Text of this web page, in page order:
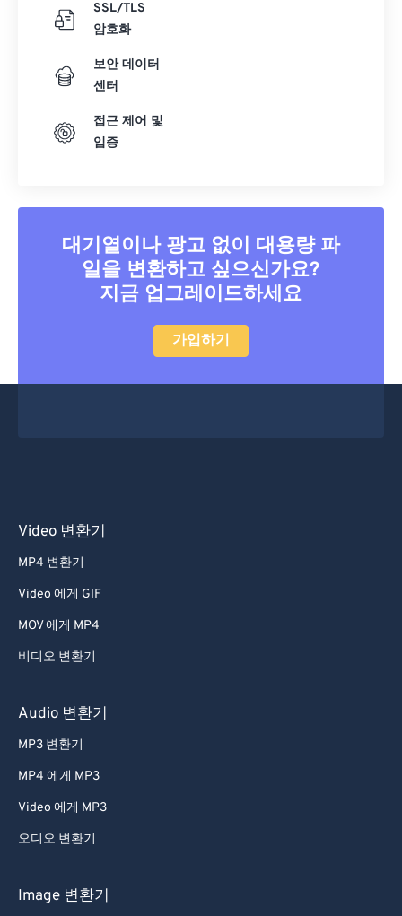
SSL/TLS
암호화
보안 데이터
센터
접근 제어 및
입증
대기열이나 광고 없이 대용량 파
일을 변환하고 싶으신가요?
지금 업그레이드하세요
가입하기
Video 변환기
MP4 변환기
Video 에게 GIF
MOV 에게 MP4
비디오 변환기
Audio 변환기
MP3 변환기
MP4 에게 MP3
Video 에게 MP3
오디오 변환기
Image 변환기